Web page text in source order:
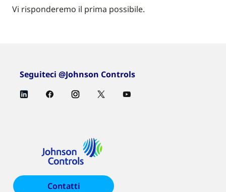
Vi risponderemo il prima possibile.
Seguiteci @Johnson Controls
Contatti